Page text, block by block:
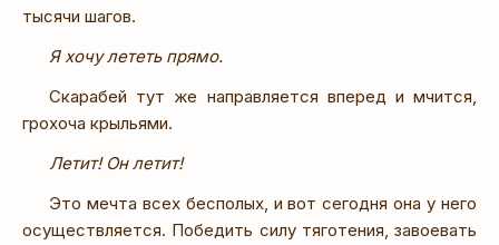
тысячи шагов.
Я хочу лететь прямо.
Скарабей тут же направляется вперед и мчится,
грохоча крыльями.
Летит! Он летит!
Это мечта всех бесполых, и вот сегодня она у него
осуществляется. Победить силу тяготения, завоевать